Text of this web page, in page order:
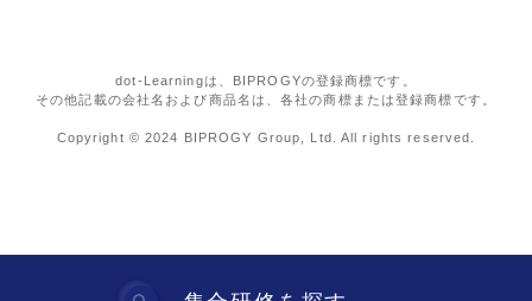
dot-Learningは、BIPROGYの登録商標です。
その他記載の会社名および商品名は、各社の商標または登録商標です。
Copyright © 2024 BIPROGY Group, Ltd. All rights reserved.